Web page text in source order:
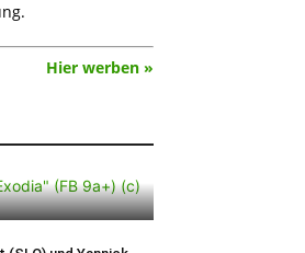
Hier werben »
„Exodia“: